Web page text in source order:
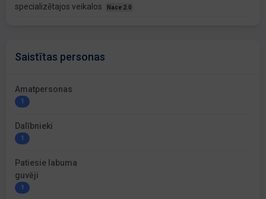
specializētajos veikalos
Nace 2.0
Saistītas personas
Amatpersonas
1
Dalībnieki
1
Patiesie labuma
guvēji
1